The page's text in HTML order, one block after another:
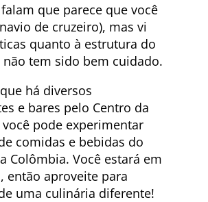
que parece que você
de cruzeiro), mas vi
quanto à estrutura do
não tem sido bem cuidado.
há diversos
e bares pelo Centro da
pode experimentar
comidas e bebidas do
Colômbia. Você estará em
então aproveite para
uma culinária diferente!